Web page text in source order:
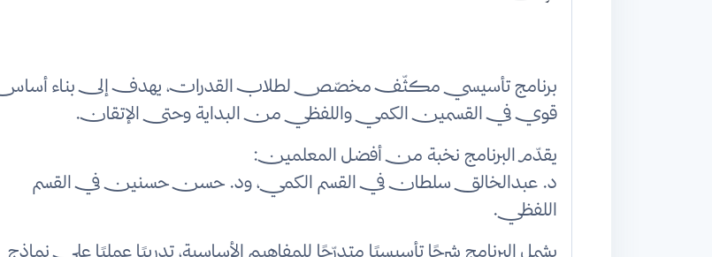
برنامج تأسيسي مكثّف مخصّص لطلاب القدرات، يهدف إلى بناء أساس
قوي في القسمين الكمي واللفظي من البداية وحتى الإتقان.
يقدّم البرنامج نخبة من أفضل المعلمين:
د. عبدالخالق سلطان في القسم الكمي، ود. حسن حسنين في القسم
اللفظي.
يشمل البرنامج شرحًا تأسيسيًا متدرّجًا للمفاهيم الأساسية، تدريبًا عمليًا على نماذج